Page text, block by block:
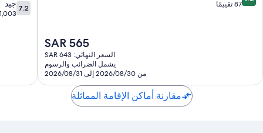
من 87 تقييمًا
السعر
الحالي
هو
SAR
565
SAR 565
السعر النهائي: SAR 643
يشمل الضرائب والرسوم
من 2026/08/30 إلى 2026/08/31
7.2
من
7.2 جيد
1,003 تقييمات
مقارنة أماكن الإقامة المماثلة